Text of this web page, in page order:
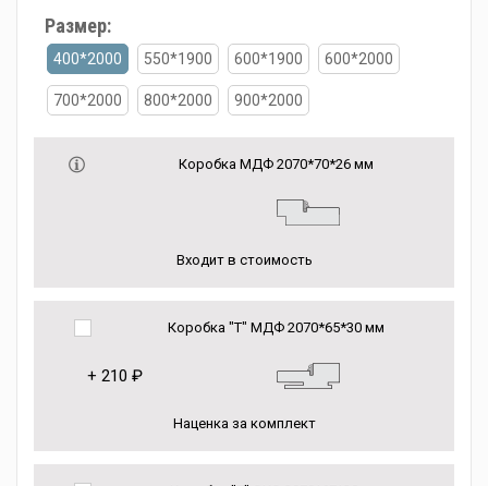
Размер:
400*2000 550*1900 600*1900 600*2000
700*2000 800*2000 900*2000
Коробка МДФ 2070*70*26 мм
Входит в стоимость
Коробка "Т" МДФ 2070*65*30 мм
+ 210 ₽
Наценка за комплект